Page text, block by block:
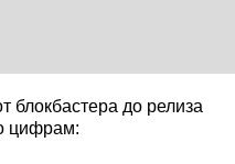
блокбастера до релиза
цифрам: